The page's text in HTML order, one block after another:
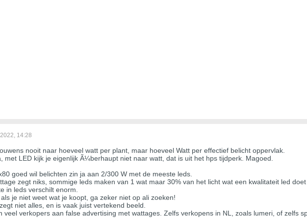
14:28
nooit naar hoeveel watt per plant, maar hoeveel Watt per effectief belicht oppervlak.
met LED kijk je eigenlijk Ã¼berhaupt niet naar watt, dat is uit het hps tijdperk. Magoed.
goed wil belichten zin ja aan 2/300 W met de meeste leds.
zegt niks, sommige leds maken van 1 wat maar 30% van het licht wat een kwalitateit led
in leds verschilt enorm.
je niet weet wat je koopt, ga zeker niet op ali zoeken!
niet alles, en is vaak juist vertekend beeld.
veel verkopers aan false advertising met wattages. Zelfs verkopens in NL, zoals lumeri, of zelfs